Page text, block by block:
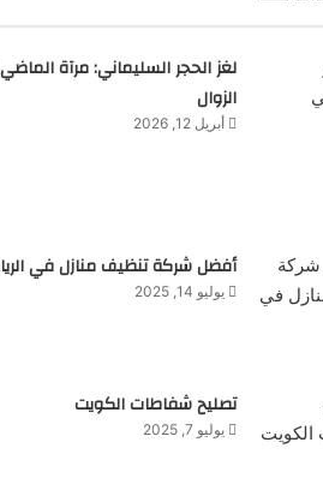
لغز الحجر السليماني: مرآة
الزوال
أبريل 12, 2026
أفضل شركة تنظيف منازل في
يوليو 14, 2025
تصليح شفاطات الكويت
يوليو 7, 2025